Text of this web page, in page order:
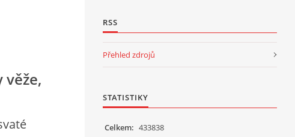
RSS
Přehled zdrojů
STATISTIKY
Celkem: 433838